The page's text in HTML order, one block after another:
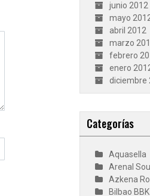
junio 2012
mayo
abril 2012
marzo
febrero
enero
diciembre
Categorías
Aquasella
Arenal
Azkena
Bilbao